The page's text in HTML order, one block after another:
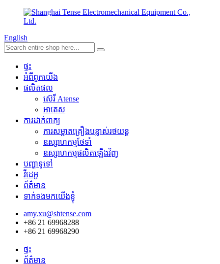
English
ផ្ទះ
អំពីពួកយើង
ផលិតផល
ស៊េរី Atense
អាតេស
ការដាក់ពាក្យ
ការសម្អាតគ្រឿងបន្លាស់រថយន្ត
ឧស្សាហកម្មថែទាំ
ឧស្សាហកម្មផលិតឡើងវិញ
បញ្ហាទូទៅ
វីដេអូ
ព័ត៌មាន
ទាក់ទងមកយើងខ្ញុំ
amy.xu@shtense.com
+86 21 69968288
+86 21 69968290
ផ្ទះ
ព័ត៌មាន